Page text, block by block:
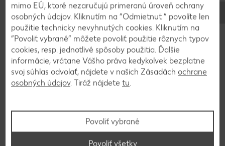
5
Spodný plát potrieme rumom a vrstvou krému.
Položíme naň druhý plát, ktorý potrieme
pomerne veľkou vrstvou džemu. Na džem uložíme
tretí plát, ktorý opäť potrieme rumom a krémom.
hodinu do chladničky.
mimo EÚ, ktoré nezaručujú primeranú úroveň ochrany
osobných údajov. Kliknutím na “Odmietnuť ” povolíte len
použitie technicky nevyhnutých cookies. Kliknutím na
“Povoliť vybrané” môžete povoliť použitie rôznych typov
cookies, resp. jednotlivé spôsoby použitia. Ďalšie
informácie, vrátane Vášho práva kedykoľvek bezplatne
svoj súhlas odvolať, nájdete v našich Zásadách ochrane
osobných údajov. Tiráž nájdete tu.
Povoliť vybrané
Povoliť všetky